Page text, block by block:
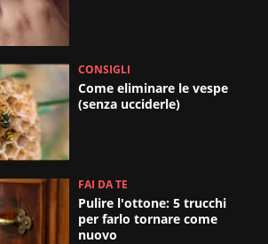
CONSIGLI
Come eliminare le vespe
(senza ucciderle)
FAI DA TE
Pulire l'ottone: 5 trucchi
per farlo tornare come
nuovo